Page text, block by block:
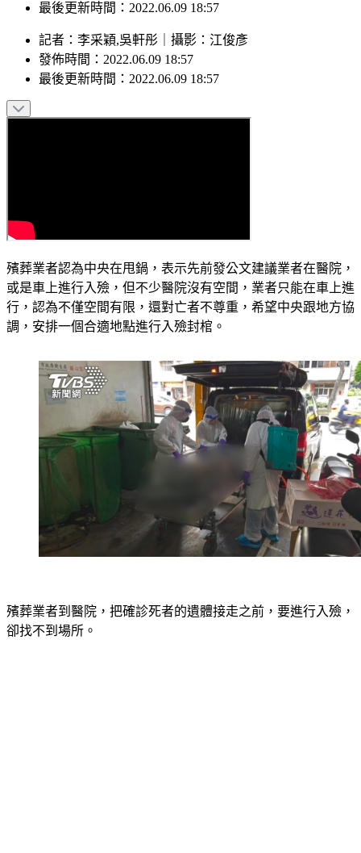
最後更新時間：2022.06.09 18:57
記者 ： 李采穎,吳軒彤 攝影 ： 江俊彥
發佈時間： 2022.06.09 18:57
最後更新時間： 2022.06.09 18:57
殯葬業者認為中央在甩鍋，表示先前發公文建議業者在醫院，
或是車上進行入殮，但不少醫院沒有空間，業者只能在車上進
行，認為不僅空間有限，還對亡者不尊重，希望中央跟地方協
調，安排一個合適地點進行入殮封棺。
殯葬業者到醫院，把確診死者的遺體接走之前，要進行入殮，
卻找不到場所。